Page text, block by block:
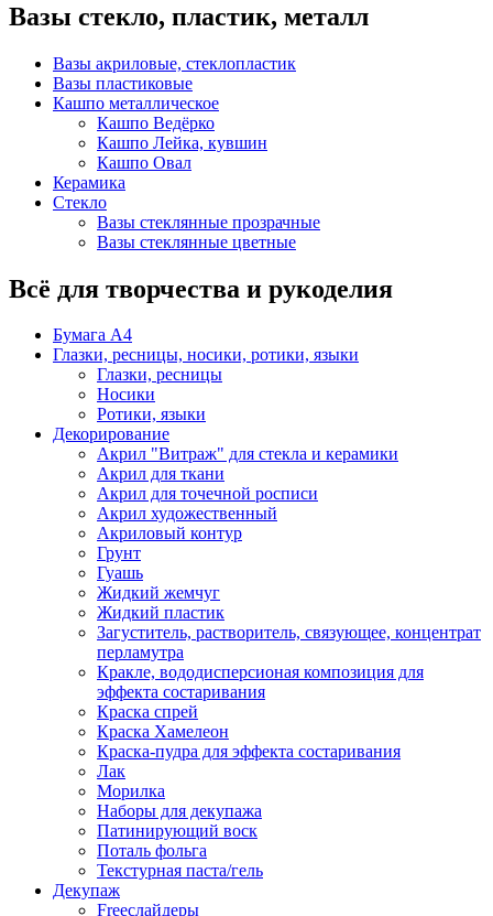
Вазы стекло, пластик, металл
Вазы акриловые, стеклопластик
Вазы пластиковые
Кашпо металлическое
Кашпо Ведёрко
Кашпо Лейка, кувшин
Кашпо Овал
Керамика
Стекло
Вазы стеклянные прозрачные
Вазы стеклянные цветные
Всё для творчества и рукоделия
Бумага А4
Глазки, ресницы, носики, ротики, языки
Глазки, ресницы
Носики
Ротики, языки
Декорирование
Акрил "Витраж" для стекла и керамики
Акрил для ткани
Акрил для точечной росписи
Акрил художественный
Акриловый контур
Грунт
Гуашь
Жидкий жемчуг
Жидкий пластик
Загуститель, растворитель, связующее, концентрат
перламутра
Кракле, вододисперсионая композиция для
эффекта состаривания
Краска спрей
Краска Хамелеон
Краска-пудра для эффекта состаривания
Лак
Морилка
Наборы для декупажа
Патинирующий воск
Поталь фольга
Текстурная паста/гель
Декупаж
Freeслайдеры